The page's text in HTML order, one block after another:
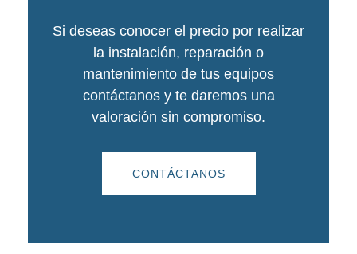
Si deseas conocer el precio por realizar
la instalación, reparación o
mantenimiento de tus equipos
contáctanos y te daremos una
valoración sin compromiso.
CONTÁCTANOS